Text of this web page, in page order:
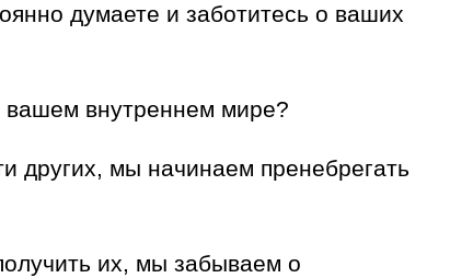
думаете и заботитесь о ваших
вашем внутреннем мире?
других, мы начинаем пренебрегать
их, мы забываем о